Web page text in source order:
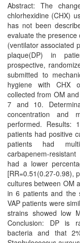
Abstract: The
chlorhexidine (CHX)
has not been
evaluate the presence
(ventilator associated
plaque(DP) in
prospective,
submitted to
hygiene with CHX
collected from OM
7 and 10.
concentration and
performed. Results:
patients had positive
patients had
carbapenem-
had a lower
[RR=0.51(0.27-0.98),
cultures between OM
in 6 patients and the
VAP patients were
strains showed low
Conclusion: DP is
bacteria and that